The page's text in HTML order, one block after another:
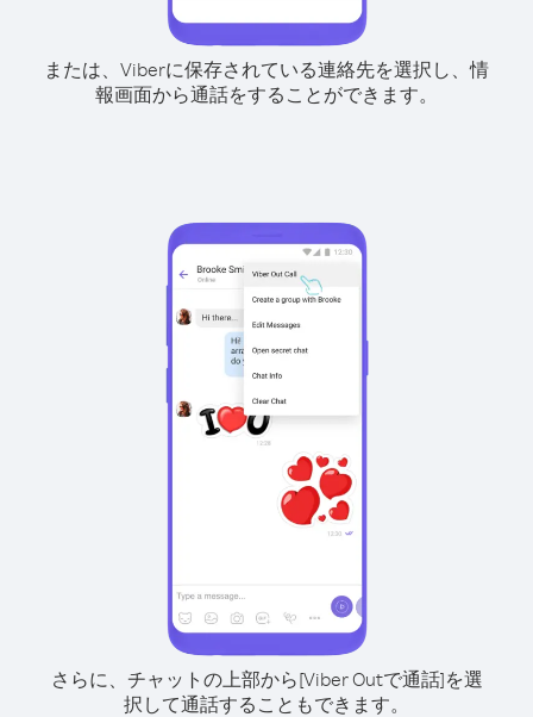
または、Viberに保存されている連絡先を選択し、情
報画面から通話をすることができます。
さらに、チャットの上部から[Viber Outで通話]を選
択して通話することもできます。